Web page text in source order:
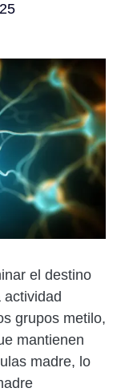
el destino
grupos metilo,
mantienen
madre, lo